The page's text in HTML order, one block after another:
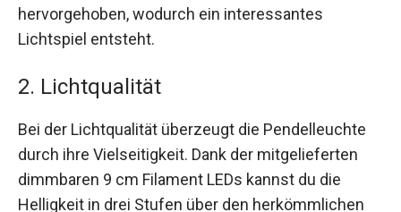
hervorgehoben, wodurch ein interessantes
Lichtspiel entsteht.
2. Lichtqualität
Bei der Lichtqualität überzeugt die Pendelleuchte
durch ihre Vielseitigkeit. Dank der mitgelieferten
dimmbaren 9 cm Filament LEDs kannst du die
Helligkeit in drei Stufen über den herkömmlichen